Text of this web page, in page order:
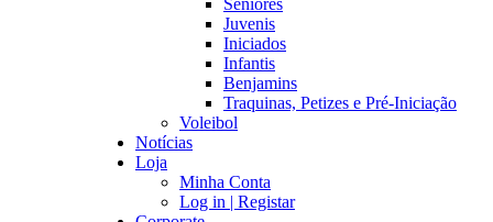
Seniores
Juvenis
Iniciados
Infantis
Benjamins
Traquinas, Petizes e Pré-Iniciação
Voleibol
Notícias
Loja
Minha Conta
Log in | Registar